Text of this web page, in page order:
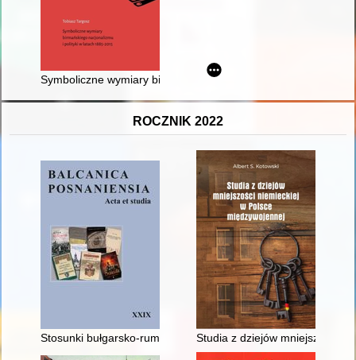
Symboliczne wymiary birmańskiego nacjonalizmu i polityki w
ROCZNIK 2022
Stosunki bułgarsko-rumuńskie w latach 1912-1913 (na
Studia z dziejów mniejszości